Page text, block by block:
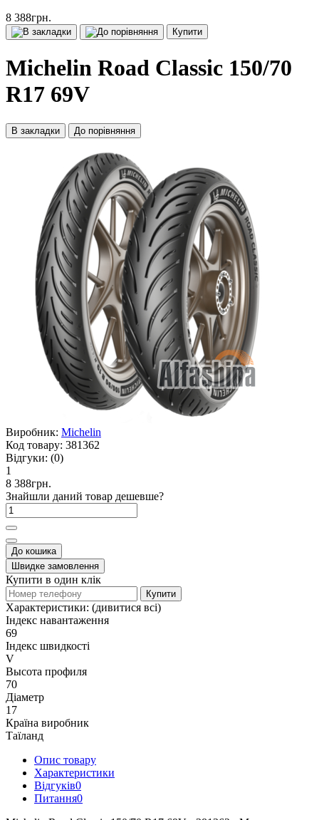
8 388грн.
Купити
Michelin Road Classic 150/70
R17 69V
В закладки До порівняння
Виробник: Michelin
Код товару: 381362
Відгуки: (0)
1
8 388грн.
Знайшли даний товар дешевше?
До кошика
Швидке замовлення
Купити в один клік
Купити
Характеристики: (дивитися всі)
Індекс навантаження
69
Індекс швидкості
V
Высота профиля
70
Діаметр
17
Країна виробник
Таїланд
Опис товару
Характеристики
Відгуків0
Питання0